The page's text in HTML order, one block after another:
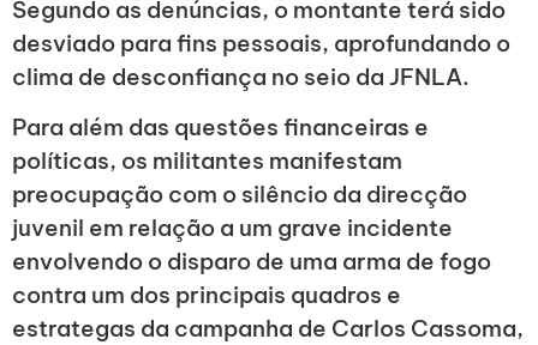
Segundo as denúncias, o montante terá sido
desviado para fins pessoais, aprofundando o
clima de desconfiança no seio da JFNLA.
Para além das questões financeiras e
políticas, os militantes manifestam
preocupação com o silêncio da direcção
juvenil em relação a um grave incidente
envolvendo o disparo de uma arma de fogo
contra um dos principais quadros e
estrategas da campanha de Carlos Cassoma,